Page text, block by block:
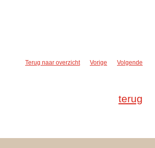
Terug naar overzicht Vorige Volgende
terug